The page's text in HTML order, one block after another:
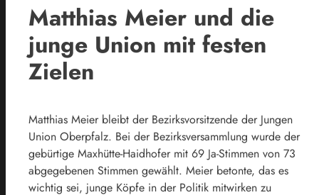
Matthias Meier und die
junge Union mit festen
Zielen
Matthias Meier bleibt der Bezirksvorsitzende der Jungen
Union Oberpfalz. Bei der Bezirksversammlung wurde der
gebürtige Maxhütte-Haidhofer mit 69 Ja-Stimmen von 73
abgegebenen Stimmen gewählt. Meier betonte, das es
wichtig sei, junge Köpfe in der Politik mitwirken zu